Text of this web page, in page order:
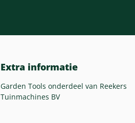
Extra informatie
Garden Tools onderdeel van Reekers
Tuinmachines BV